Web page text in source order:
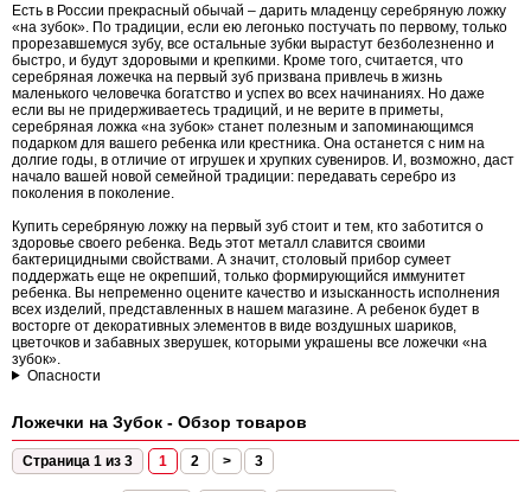
Есть в России прекрасный обычай – дарить младенцу серебряную ложку
«на зубок». По традиции, если ею легонько постучать по первому, только
прорезавшемуся зубу, все остальные зубки вырастут безболезненно и
быстро, и будут здоровыми и крепкими. Кроме того, считается, что
серебряная ложечка на первый зуб призвана привлечь в жизнь
маленького человечка богатство и успех во всех начинаниях. Но даже
если вы не придерживаетесь традиций, и не верите в приметы,
серебряная ложка «на зубок» станет полезным и запоминающимся
подарком для вашего ребенка или крестника. Она останется с ним на
долгие годы, в отличие от игрушек и хрупких сувениров. И, возможно, даст
начало вашей новой семейной традиции: передавать серебро из
поколения в поколение.
Купить серебряную ложку на первый зуб стоит и тем, кто заботится о
здоровье своего ребенка. Ведь этот металл славится своими
бактерицидными свойствами. А значит, столовый прибор сумеет
поддержать еще не окрепший, только формирующийся иммунитет
ребенка. Вы непременно оцените качество и изысканность исполнения
всех изделий, представленных в нашем магазине. А ребенок будет в
восторге от декоративных элементов в виде воздушных шариков,
цветочков и забавных зверушек, которыми украшены все ложечки «на
зубок».
Опасности
Ложечки на Зубок - Обзор товаров
Страница 1 из 3 1 2 > 3